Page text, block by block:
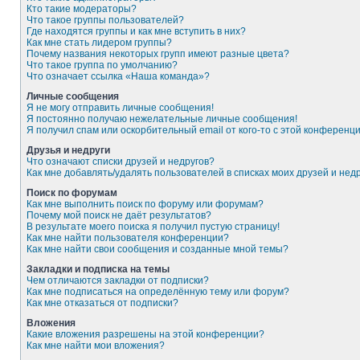
Кто такие модераторы?
Что такое группы пользователей?
Где находятся группы и как мне вступить в них?
Как мне стать лидером группы?
Почему названия некоторых групп имеют разные цвета?
Что такое группа по умолчанию?
Что означает ссылка «Наша команда»?
Личные сообщения
Я не могу отправить личные сообщения!
Я постоянно получаю нежелательные личные сообщения!
Я получил спам или оскорбительный email от кого-то с этой
Друзья и недруги
Что означают списки друзей и недругов?
Как мне добавлять/удалять пользователей в списках моих друзей и
Поиск по форумам
Как мне выполнить поиск по форуму или форумам?
Почему мой поиск не даёт результатов?
В результате моего поиска я получил пустую страницу!
Как мне найти пользователя конференции?
Как мне найти свои сообщения и созданные мной темы?
Закладки и подписка на темы
Чем отличаются закладки от подписки?
Как мне подписаться на определённую тему или форум?
Как мне отказаться от подписки?
Вложения
Какие вложения разрешены на этой конференции?
Как мне найти мои вложения?